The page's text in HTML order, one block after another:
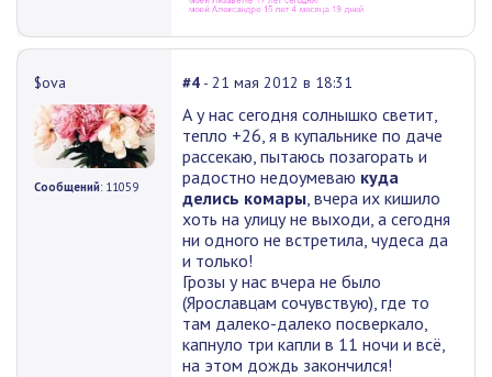
$ova
Сообщений: 11059
#4 - 21 мая 2012 в 18:31
А у нас сегодня солнышко светит,
тепло +26, я в купальнике по даче
рассекаю, пытаюсь позагорать и
радостно недоумеваю куда
делись комары , вчера их кишило
хоть на улицу не выходи, а сегодня
ни одного не встретила, чудеса да
и только!
Грозы у нас вчера не было
(Ярославцам сочувствую), где то
там далеко-далеко посверкало,
капнуло три капли в 11 ночи и всё,
на этом дождь закончился!